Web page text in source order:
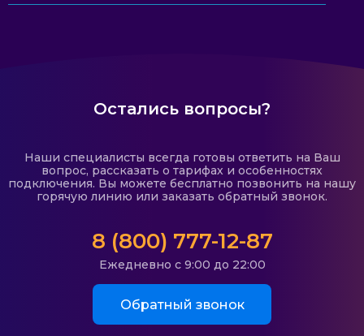
Остались вопросы?
Наши специалисты всегда готовы ответить на Ваш
вопрос, рассказать о тарифах и особенностях
подключения. Вы можете бесплатно позвонить на нашу
горячую линию или заказать обратный звонок.
8 (800) 777-12-87
Ежедневно с 9:00 до 22:00
Обратный звонок